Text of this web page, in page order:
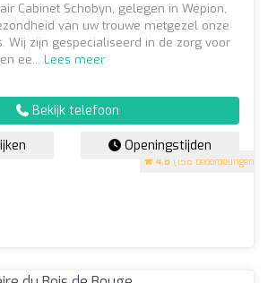
4.8 (156 beoordelingen)
Cabinet Schobyn, gelegen in Wépion,
van uw trouwe metgezel onze
Wij zijn gespecialiseerd in de zorg voor
ee... Lees meer
Bekijk telefoon
Openingstijden